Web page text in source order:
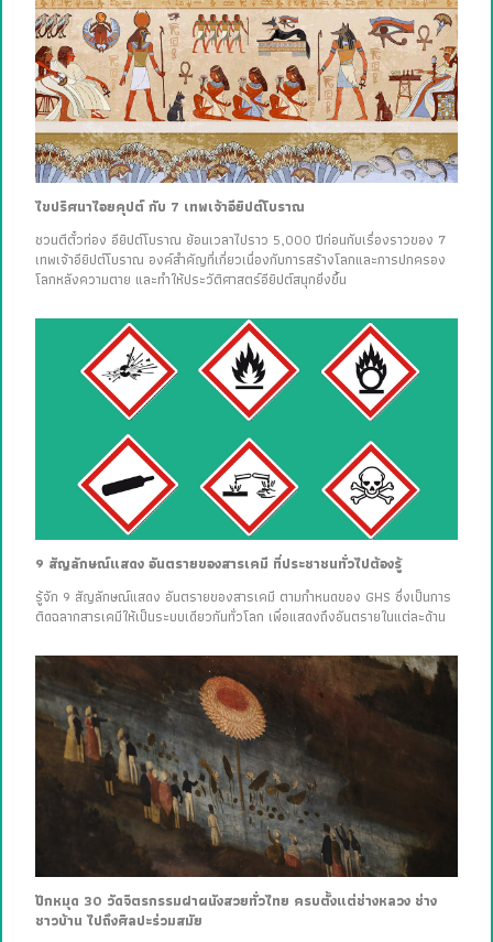
ไขปริศนาไอยคุปต์ กับ 7 เทพเจ้าอียิปต์โบราณ
ชวนตีตั๋วท่อง อียิปต์โบราณ ย้อนเวลาไปราว 5,000 ปีก่อนกับเรื่องราวของ 7
เทพเจ้าอียิปต์โบราณ องค์สำคัญที่เกี่ยวเนื่องกับการสร้างโลกและการปกครอง
โลกหลังความตาย และทำให้ประวัติศาสตร์อียิปต์สนุกยิ่งขึ้น
9 สัญลักษณ์แสดง อันตรายของสารเคมี ที่ประชาชนทั่วไปต้องรู้
รู้จัก 9 สัญลักษณ์แสดง อันตรายของสารเคมี ตามกำหนดของ GHS ซึ่งเป็นการ
ติดฉลากสารเคมีให้เป็นระบบเดียวกันทั่วโลก เพื่อแสดงถึงอันตรายในแต่ละด้าน
ปักหมุด 30 วัดจิตรกรรมฝาผนังสวยทั่วไทย ครบตั้งแต่ช่างหลวง ช่าง
ชาวบ้าน ไปถึงศิลปะร่วมสมัย